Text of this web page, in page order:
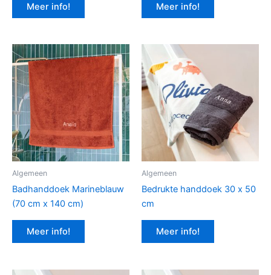
Meer info! Meer info!
Algemeen
Badhanddoek Marineblauw
(70 cm x 140 cm)
Meer info!
Algemeen
Bedrukte handdoek 30 x 50
cm
Meer info!